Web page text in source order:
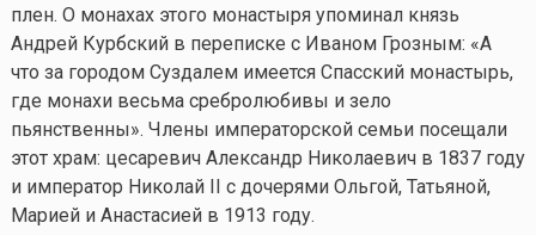
плен. О монахах этого монастыря упоминал князь
Андрей Курбский в переписке с Иваном Грозным: «А
что за городом Суздалем имеется Спасский монастырь,
где монахи весьма сребролюбивы и зело
пьянственны». Члены императорской семьи посещали
этот храм: цесаревич Александр Николаевич в 1837 году
и император Николай II с дочерями Ольгой, Татьяной,
Марией и Анастасией в 1913 году.